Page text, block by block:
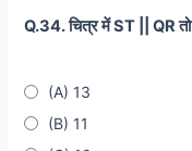
Q.34. चित्र में ST || QR तो
(A) 13
(B) 11